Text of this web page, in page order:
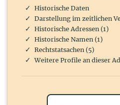
Historische Daten
Darstellung im zeitlichen
Historische Adressen (1)
Historische Namen (1)
Rechtstatsachen (5)
Weitere Profile an dieser